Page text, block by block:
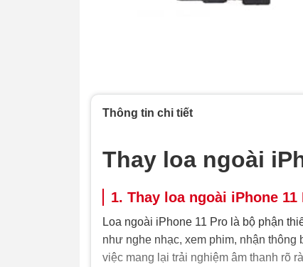
Thông tin chi tiết
Thay loa ngoài
1. Thay loa ngoài iPhone 11
Loa ngoài iPhone 11 Pro là bộ phận
như nghe nhạc, xem phim, nhận thông
việc mang lại trải nghiệm âm thanh rõ